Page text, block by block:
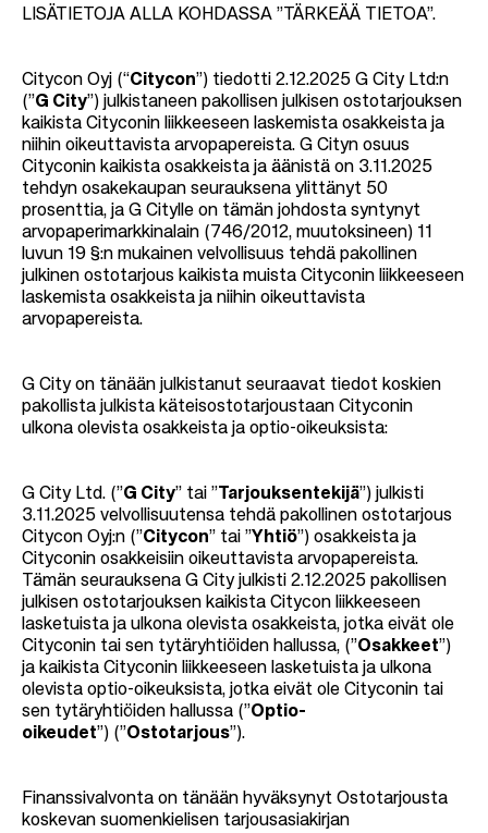
LISÄTIETOJA ALLA KOHDASSA ”TÄRKEÄÄ TIETOA”.
Citycon Oyj (“Citycon”) tiedotti 2.12.2025 G City Ltd:n
(”G City”) julkistaneen pakollisen julkisen ostotarjouksen
kaikista Cityconin liikkeeseen laskemista osakkeista ja
niihin oikeuttavista arvopapereista. G Cityn osuus
Cityconin kaikista osakkeista ja äänistä on 3.11.2025
tehdyn osakekaupan seurauksena ylittänyt 50
prosenttia, ja G Citylle on tämän johdosta syntynyt
arvopaperimarkkinalain (746/2012, muutoksineen) 11
luvun 19 §:n mukainen velvollisuus tehdä pakollinen
julkinen ostotarjous kaikista muista Cityconin liikkeeseen
laskemista osakkeista ja niihin oikeuttavista
arvopapereista.
G City on tänään julkistanut seuraavat tiedot koskien
pakollista julkista käteisostotarjoustaan Cityconin
ulkona olevista osakkeista ja optio-oikeuksista:
G City Ltd. (”G City” tai ” Tarjouksentekijä”) julkisti
3.11.2025 velvollisuutensa tehdä pakollinen ostotarjous
Citycon Oyj:n (”Citycon” tai ”Yhtiö”) osakkeista ja
Cityconin osakkeisiin oikeuttavista arvopapereista.
Tämän seurauksena G City julkisti 2.12.2025 pakollisen
julkisen ostotarjouksen kaikista Citycon liikkeeseen
lasketuista ja ulkona olevista osakkeista, jotka eivät ole
Cityconin tai sen tytäryhtiöiden hallussa, (”Osakkeet”)
ja kaikista Cityconin liikkeeseen lasketuista ja ulkona
olevista optio-oikeuksista, jotka eivät ole Cityconin tai
sen tytäryhtiöiden hallussa (”Optio-
oikeudet”) (”Ostotarjous”).
Finanssivalvonta on tänään hyväksynyt Ostotarjousta
koskevan suomenkielisen tarjousasiakirjan